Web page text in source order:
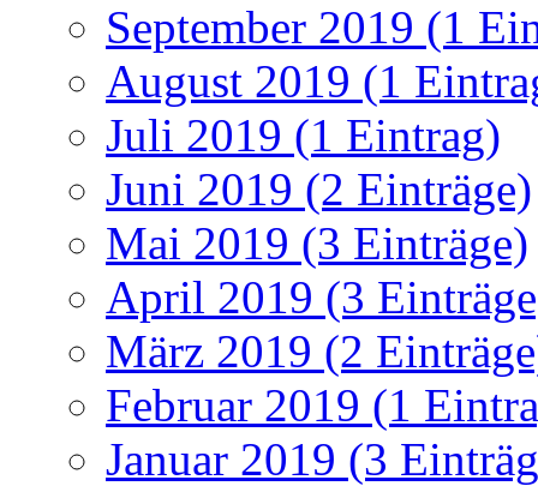
September 2019 (1
August 2019 (1
Juli 2019 (1 Eintrag)
Juni 2019 (2 Einträge)
Mai 2019 (3 Einträge)
April 2019 (3
März 2019 (2
Februar 2019 (1
Januar 2019 (3